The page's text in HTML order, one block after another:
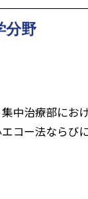
分野
中治療部にお
コー法ならび